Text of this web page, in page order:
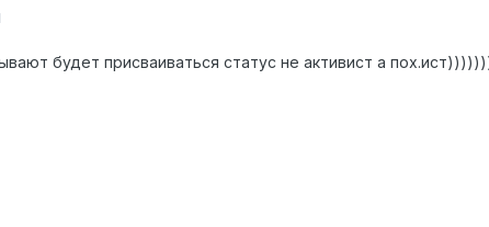
будет присваиваться статус не активист а